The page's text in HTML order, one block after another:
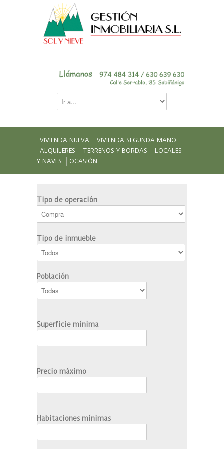
VIVIENDA NUEVA
VIVIENDA SEGUNDA MANO
ALQUILERES
TERRENOS Y BORDAS
LOCALES
Y NAVES
OCASIÓN
Tipo de operación
Tipo de inmueble
Población
Superficie mínima
Precio máximo
Habitaciones mínimas